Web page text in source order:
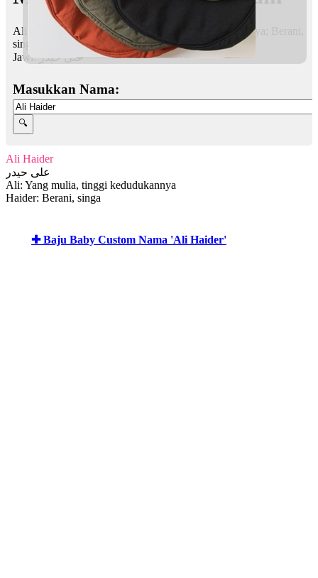
Ali Haider bermaksud Yang mulia, tinggi kedudukannya; Berani,
singa
Jawi: على حيدر
Masukkan Nama:
Ali Haider
على حيدر
Ali: Yang mulia, tinggi kedudukannya
Haider: Berani, singa
✚ Baju Baby Custom Nama 'Ali Haider'